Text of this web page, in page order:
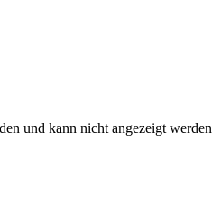
und kann nicht angezeigt werden